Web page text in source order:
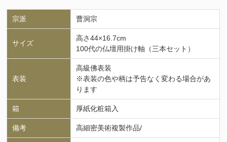
宗派 曹洞宗
サイズ
高さ44×16.7cm
100代の仏壇用掛け軸（三本セット）
表装
高級佛表装
※表装の色や柄は予告なく変わる場合があ
ります
箱 厚紙化粧箱入
備考 高細密美術複製作品/